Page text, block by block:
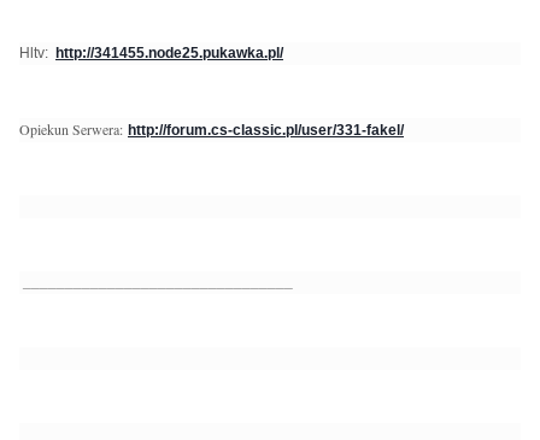
Hltv: http://341455.node25.pukawka.pl/
Opiekun Serwera: http://forum.cs-classic.pl/user/331-fakel/